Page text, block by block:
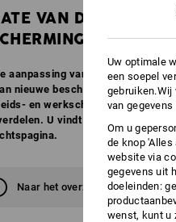
VAN DE
aanpassing van EN ISO
nieuwe beschermingsklassen
en werkschoenen in de
U vindt alle informatie
Naar het overzicht
Uw optimale
een soepel
gebruiken.Wij
van
Om u
de knop
website via
gegevens uit
doeleinden:
wenst, kunt u